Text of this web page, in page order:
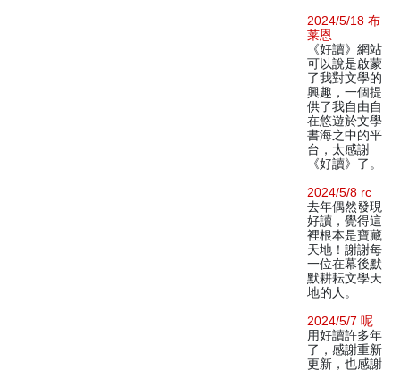
2024/5/18 布
莱恩
《好讀》網站
可以說是啟蒙
了我對文學的
興趣，一個提
供了我自由自
在悠遊於文學
書海之中的平
台，太感謝
《好讀》了。
2024/5/8 rc
去年偶然發現
好讀，覺得這
裡根本是寶藏
天地！謝謝每
一位在幕後默
默耕耘文學天
地的人。
2024/5/7 呢
用好讀許多年
了，感謝重新
更新，也感謝